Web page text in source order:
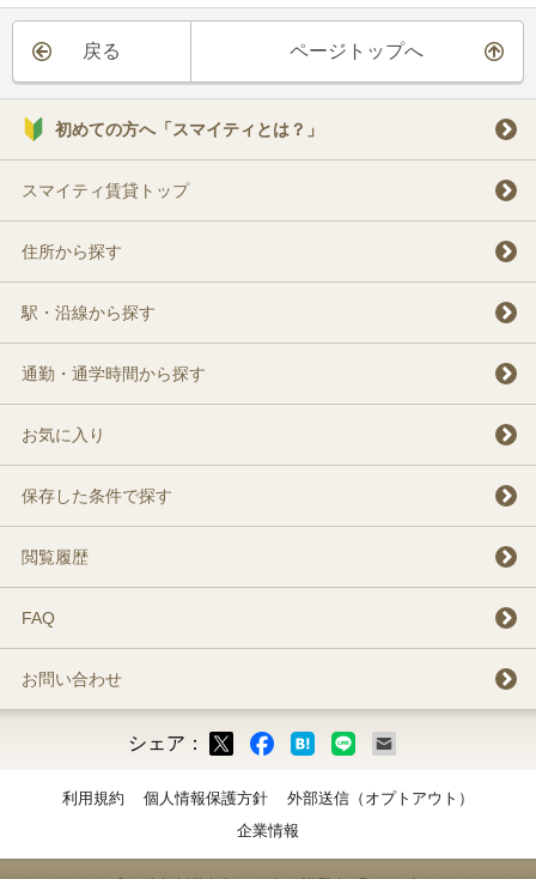
戻る ページトップへ
初めての方へ「スマイティとは？」
スマイティ賃貸トップ
住所から探す
駅・沿線から探す
通勤・通学時間から探す
お気に入り
保存した条件で探す
閲覧履歴
FAQ
お問い合わせ
シェア：
利用規約 個人情報保護方針
外部送信（オプトアウト）
企業情報